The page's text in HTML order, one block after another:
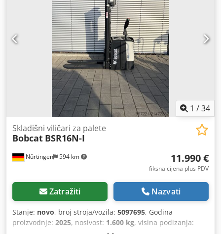
1 /34
Nürtingen 594 km
Skladišni viličari za palete
Bobcat BSR16N-I
11.990 €
fiksna cijena plus PDV
Zatražiti Nazvati
Stanje: novo, broj stroja/vozila: 5097695, Godina
proizvodnje: 2025, nosivost: 1.600 kg, visina podizanja: